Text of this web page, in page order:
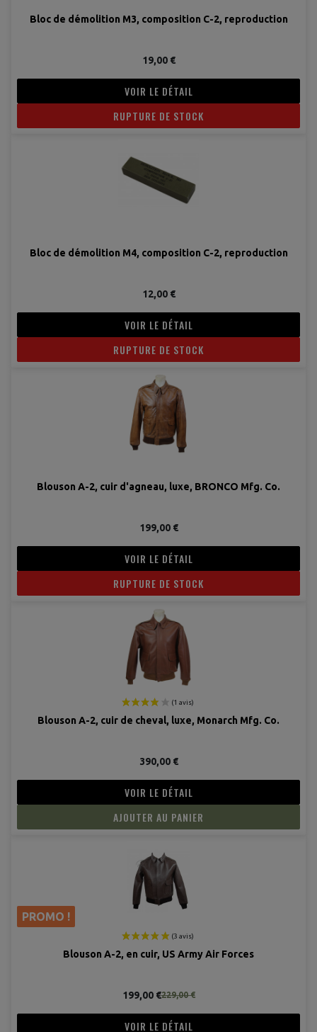
Bloc de démolition M3, composition C-2, reproduction
19,00 €
VOIR LE DÉTAIL
RUPTURE DE STOCK
Bloc de démolition M4, composition C-2, reproduction
12,00 €
VOIR LE DÉTAIL
RUPTURE DE STOCK
Blouson A-2, cuir d'agneau, luxe, BRONCO Mfg. Co.
199,00 €
VOIR LE DÉTAIL
RUPTURE DE STOCK
Blouson A-2, cuir de cheval, luxe, Monarch Mfg. Co.
390,00 €
VOIR LE DÉTAIL
AJOUTER AU PANIER
PROMO !
Blouson A-2, en cuir, US Army Air Forces
199,00 €229,00 €
VOIR LE DÉTAIL